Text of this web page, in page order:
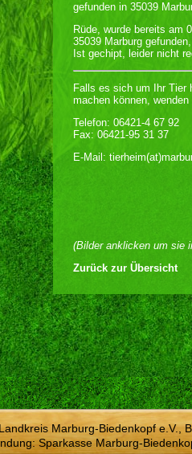
gefunden in 35039
Rüde, wurde bereits am
35039 Marburg
Ist gechipt, leider nicht
Falls es sich um Ihr Tier
machen können,
Telefon: 06421-4 67 92
Fax: 06421-95 31 37
E-Mail:
(Bilder anklicken um sie
Zurück zur Übersicht
Marburg-Biedenkopf e.V.,
Sparkasse Marburg-